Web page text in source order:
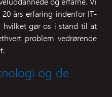
års erfaring indenfor IT-
hvilket gør os i stand til at
problem vedrørende
og de